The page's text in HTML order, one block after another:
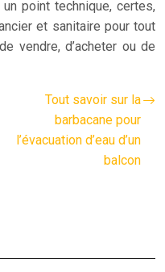
point technique, certes,
et sanitaire pour tout
vendre, d’acheter ou de
Tout savoir sur la
barbacane pour
l’évacuation d’eau d’un
balcon